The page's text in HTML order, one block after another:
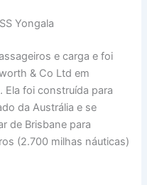
Yongala
e carga e foi
& Co Ltd em
Ela foi construída para
da Austrália e se
de Brisbane para
(2.700 milhas náuticas)